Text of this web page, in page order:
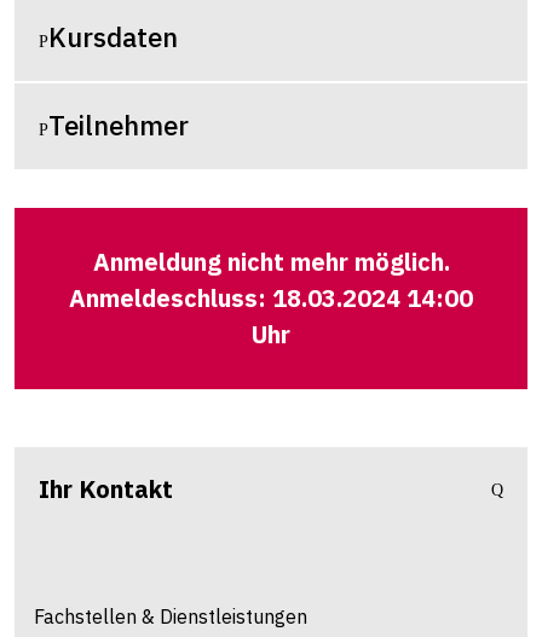
Kursdaten
Teilnehmer
Anmeldung nicht mehr möglich.
Anmeldeschluss: 18.03.2024 14:00
Uhr
Ihr Kontakt
Fachstellen & Dienstleistungen